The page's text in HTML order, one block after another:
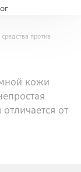
против
кожи
от